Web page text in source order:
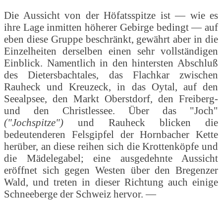
Die Aussicht von der Höfatsspitze ist — wie es
ihre Lage inmitten höherer Gebirge bedingt — auf
eben diese Gruppe beschränkt, gewährt aber in die
Einzelheiten derselben einen sehr vollständigen
Einblick. Namentlich in den hintersten Abschluß
des Dietersbachtales, das Flachkar zwischen
Rauheck und Kreuzeck, in das Oytal, auf den
Seealpsee, den Markt Oberstdorf, den Freiberg-
und den Christlessee. Über das "Joch"
("Jochspitze") und Rauheck blicken die
bedeutenderen Felsgipfel der Hornbacher Kette
herüber, an diese reihen sich die Krottenköpfe und
die Mädelegabel; eine ausgedehnte Aussicht
eröffnet sich gegen Westen über den Bregenzer
Wald, und treten in dieser Richtung auch einige
Schneeberge der Schweiz hervor. —